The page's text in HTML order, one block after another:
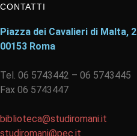
CONTATTI
Piazza dei Cavalieri di Malta, 2
00153 Roma
Tel. 06 5743442 – 06 5743445
Fax 06 5743447
biblioteca@studiromani.it
studiromani@pec.it